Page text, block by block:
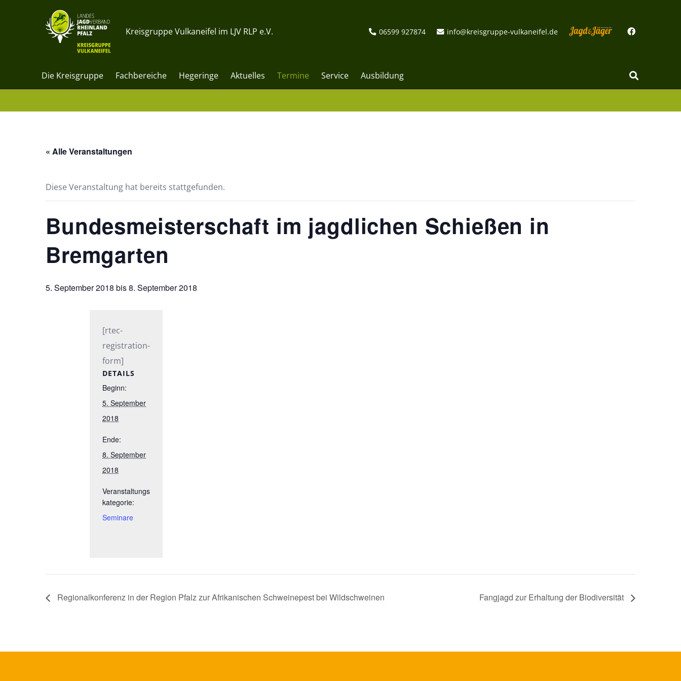
Kreisgruppe Vulkaneifel im LJV RLP e.V. 06599 927874 info@kreisgruppe-vulkaneifel.de
Die Kreisgruppe Fachbereiche Hegeringe Aktuelles Termine Service Ausbildung
« Alle Veranstaltungen
Diese Veranstaltung hat bereits stattgefunden.
Bundesmeisterschaft im jagdlichen Schießen in
Bremgarten
5. September 2018 bis8. September 2018
[rtec-
registration-
form]
DETAILS
Beginn:
5. September
2018
Ende:
8. September
2018
Veranstaltungs
kategorie:
Seminare
Regionalkonferenz in der Region Pfalz zur Afrikanischen Schweinepest bei Wildschweinen Fangjagd zur Erhaltung der Biodiversität